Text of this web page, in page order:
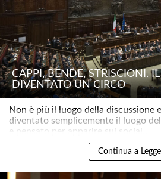
CAPPI, BENDE, STRISCIONI.
DIVENTATO UN CIRCO
Non è più il luogo della discussione
diventato semplicemente il luogo
e pensato per apparire sui social..
Continua a